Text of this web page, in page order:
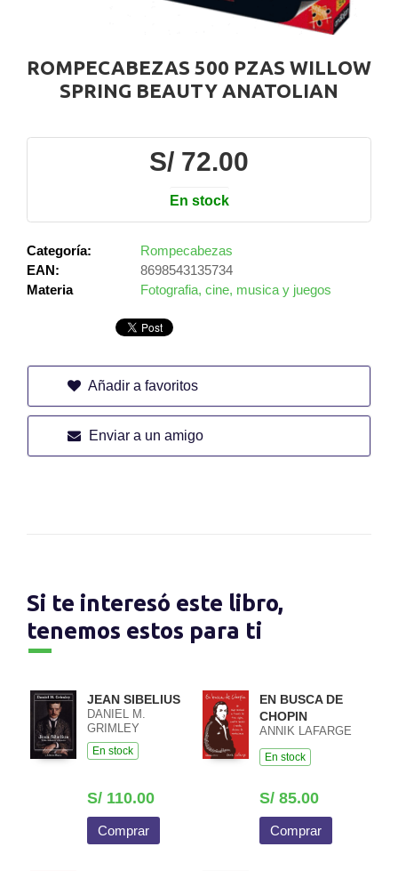
ROMPECABEZAS 500 PZAS WILLOW
SPRING BEAUTY ANATOLIAN
S/ 72.00
En stock
Categoría:
Rompecabezas
EAN:
8698543135734
Materia
Fotografia, cine, musica y juegos
Añadir a favoritos
Enviar a un amigo
Si te interesó este libro,
tenemos estos para ti
JEAN SIBELIUS
DANIEL M.
GRIMLEY
En stock
S/ 110.00
Comprar
EN BUSCA DE
CHOPIN
ANNIK LAFARGE
En stock
S/ 85.00
Comprar